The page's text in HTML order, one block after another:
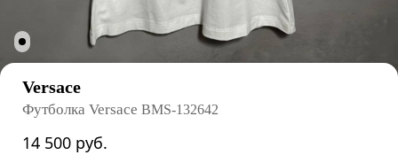
Versace
Футболка Versace BMS-132642
14 500 руб.